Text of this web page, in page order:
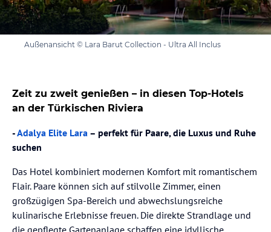
Außenansicht © Lara Barut Collection - Ultra All Inclus
Zeit zu zweit genießen – in diesen Top-Hotels
an der Türkischen Riviera
-Adalya Elite Lara – perfekt für Paare, die Luxus und Ruhe
suchen
Das Hotel kombiniert modernen Komfort mit romantischem
Flair. Paare können sich auf stilvolle Zimmer, einen
großzügigen Spa-Bereich und abwechslungsreiche
kulinarische Erlebnisse freuen. Die direkte Strandlage und